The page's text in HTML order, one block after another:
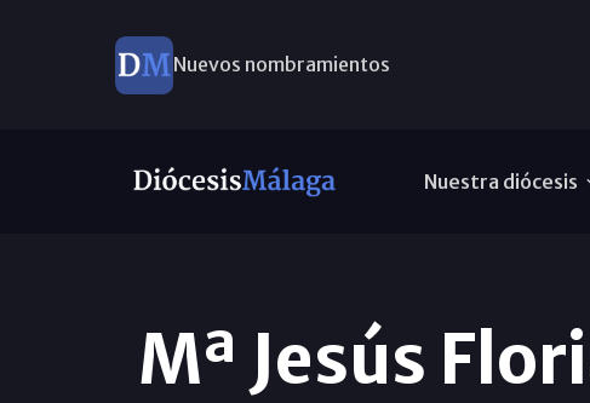
Nuevos nombramientos
Nuestra diócesis
Mª Jesús